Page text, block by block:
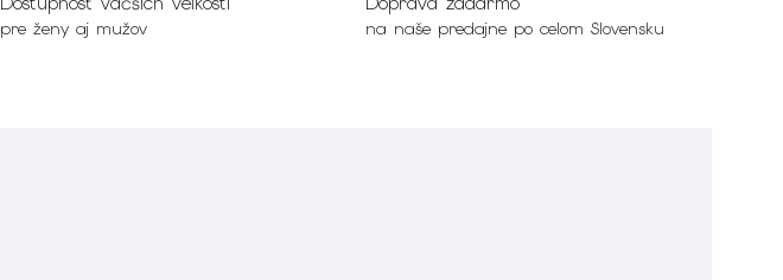
pre ženy aj mužov na naše predajne po celom Slovensku